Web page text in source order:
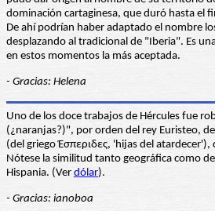
dominación cartaginesa, que duró hasta el
De ahí podrían haber adaptado el nombre
desplazando al tradicional de "Iberia". Es
en estos momentos la más aceptada.
- Gracias: Helena
Uno de los doce trabajos de Hércules fue
(¿naranjas?)", por orden del rey Euristeo,
(del griego Έσπεριδες, 'hijas del
Nótese la similitud tanto geográfica como
Hispania. (Ver dólar).
- Gracias: ianoboa